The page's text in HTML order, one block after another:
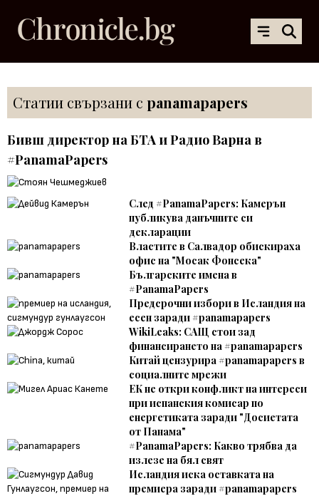
Статии свързани с panamapapers
Бивш директор на БТА и Радио Варна в
#PanamaPapers
След #PanamaPapers: Камерън
публикува данъчните си
декларации
Властите в Салвадор обискираха
офис на "Мосак Фонсека"
Българските имена в
#PanamaPapers
Предсрочни избори в Исландия на
есен заради #panamapapers
WikiLeaks: САЩ стои зад
финансирането на #panamapapers
Китай цензурира #panamapapers в
социалните мрежи
ЕК не откри конфликт на интереси
при испанския комисар по
енергетиката заради "Досиетата
от Панама"
#PanamaPapers: Какво трябва да
излезе на бял свят
Исландия иска оставката на
премиера заради #panamapapers